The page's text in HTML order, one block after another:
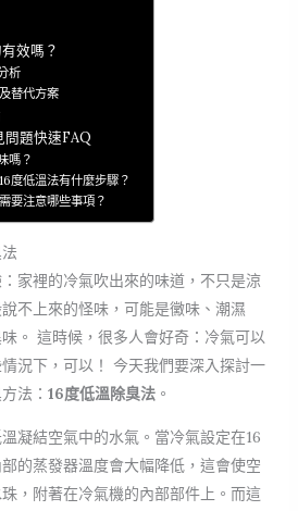
效嗎？
析
替代方案
問題快速FAQ
嗎？
度低溫法有什麼步驟？
要注意哪些事項？
家裡的冷氣吹出來的味道，不只是涼
不上來的怪味，可能是黴味、潮濕
。 這時候，很多人會好奇：冷氣可以
況下，可以！ 今天我們要深入探討一
法： 16度低溫除臭法。
凝結空氣中的水氣。當冷氣設定在16
的蒸發器溫度會大幅降低，這會使空
，附著在冷氣機的內部部件上。而這